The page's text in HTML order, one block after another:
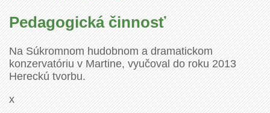
Pedagogická činnosť
Na Súkromnom hudobnom a dramatickom
konzervatóriu v Martine, vyučoval do roku 2013
Hereckú tvorbu.
x